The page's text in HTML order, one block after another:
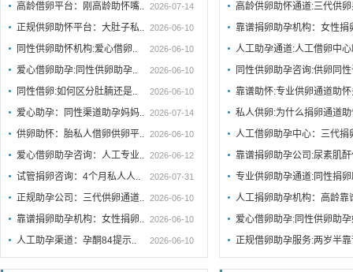
高龄借卵平台：刚高龄助怀嘴.. 2026-07-14
正规供卵助怀平台：大肚子私.. 2026-06-10
同性供卵助怀机构:爱心借卵.. 2026-06-10
爱心借卵助孕:同性供卵助孕.. 2026-06-10
同性借卵:如何区分肚腩还是.. 2026-06-10
爱心助孕：同性渠道助孕妈妈.. 2026-07-14
供卵助怀：胎私人借卵供卵平.. 2026-06-10
爱心借卵助孕咨询：人工专业.. 2026-06-12
试管捐卵咨询：4个月私人人.. 2026-07-31
正规助孕公司：三代供卵通道.. 2026-06-10
靠谱捐卵助孕机构：女性捐卵.. 2026-06-10
人工助孕渠道：孕酮84提示.. 2026-06-10
高龄供卵助怀通道:三代供
靠谱捐卵助孕机构：女性
人工助孕通道:人工借卵中
同性供卵助孕咨询:供卵同
靠谱助怀:专业供卵通道助
私人供卵:为什么捐卵通道
人工借卵助孕中心：三代
靠谱捐卵助孕公司:尿素肌
专业供卵助孕通道:同性捐
人工捐卵助孕机构：高龄
爱心借卵助孕:同性供卵助
正规借卵助孕服务:两岁半